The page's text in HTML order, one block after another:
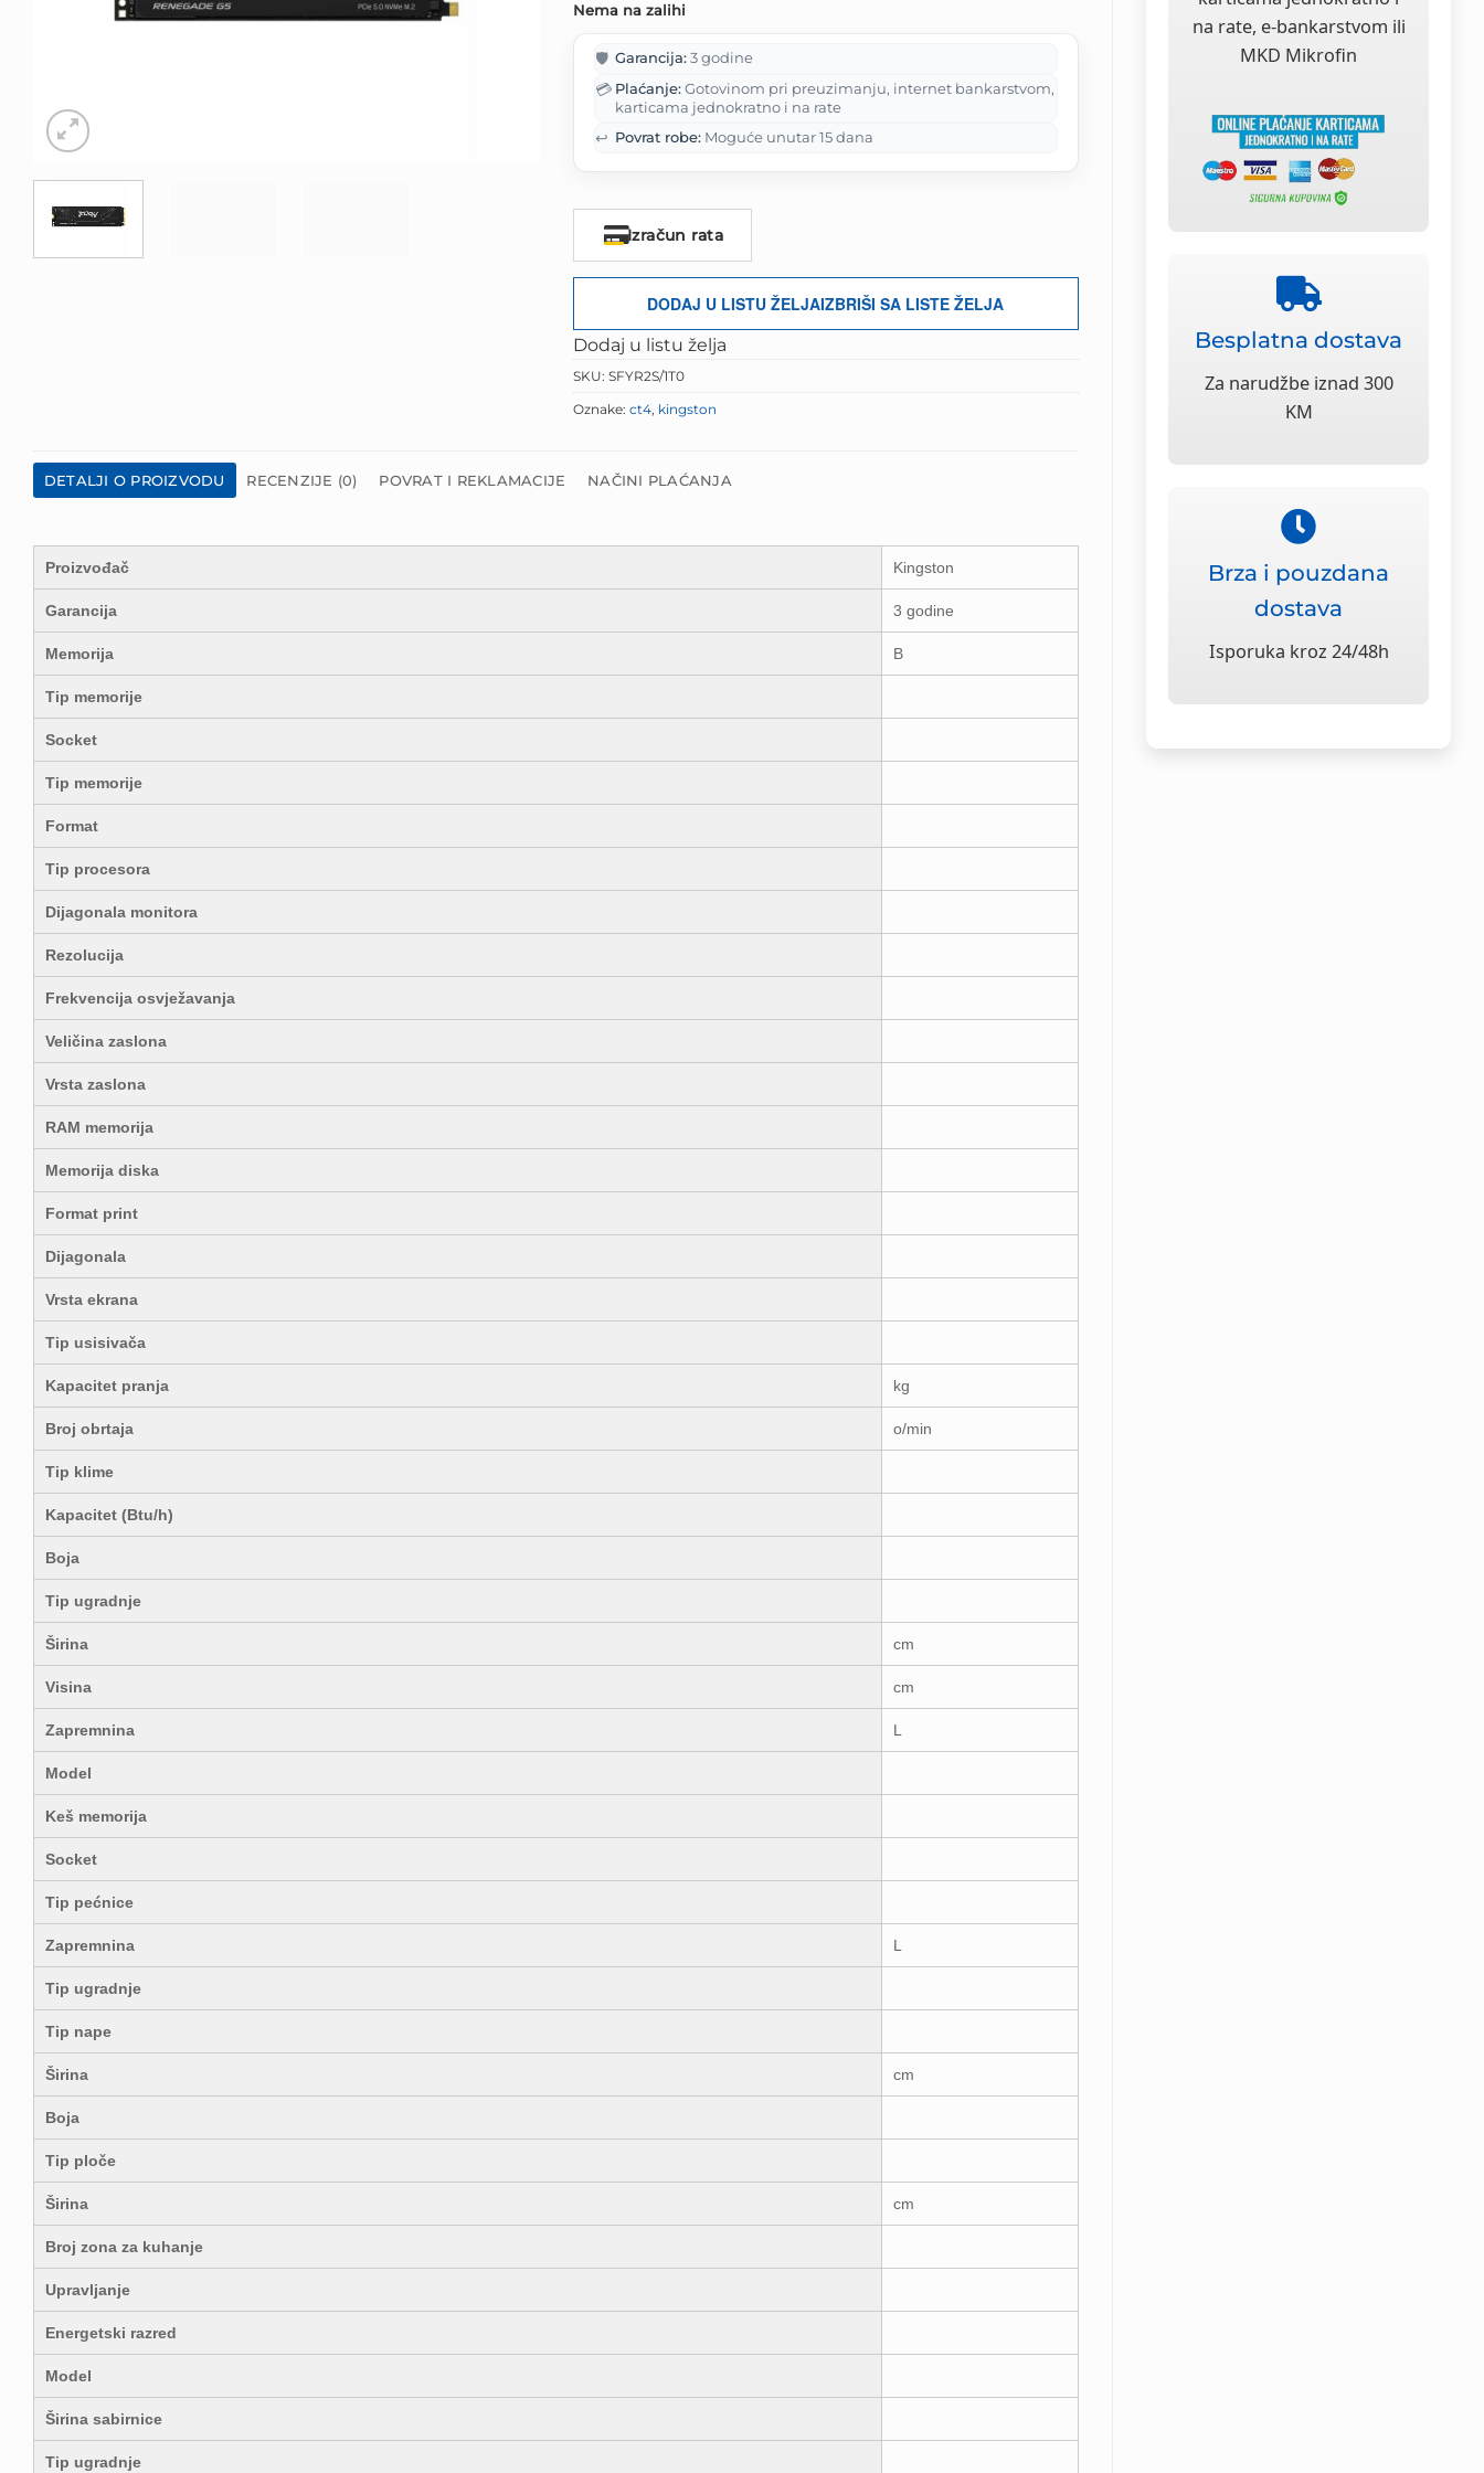
na rate, e-bankarstvom ili
MKD Mikrofin
Besplatna dostava
Za narudžbe iznad 300
KM
Brza i pouzdana
dostava
Isporuka kroz 24/48h
je:
1,605.00 KM.
1,284.00 KM.
Nema na zalihi
🛡️ Garancija:3 godine
💳 Plaćanje:Gotovinom pri preuzimanju, internet bankarstvom,
karticama jednokratno i na rate
↩️ Povrat robe:Moguće unutar 15 dana
Izračun rata
DODAJ U LISTU ŽELJAIZBRIŠI SA LISTE ŽELJA
Dodaj u listu želja
SKU: SFYR2S/1T0
Oznake: ct4, kingston
DETALJI O PROIZVODU RECENZIJE (0) POVRAT I REKLAMACIJE NAČINI PLAĆANJA
Proizvođač Kingston
Garancija 3 godine
Memorija B
Tip memorije
Socket
Tip memorije
Format
Tip procesora
Dijagonala monitora
Rezolucija
Frekvencija osvježavanja
Veličina zaslona
Vrsta zaslona
RAM memorija
Memorija diska
Format print
Dijagonala
Vrsta ekrana
Tip usisivača
Kapacitet pranja kg
Broj obrtaja o/min
Tip klime
Kapacitet (Btu/h)
Boja
Tip ugradnje
Širina cm
Visina cm
Zapremnina L
Model
Keš memorija
Socket
Tip pećnice
Zapremnina L
Tip ugradnje
Tip nape
Širina cm
Boja
Tip ploče
Širina cm
Broj zona za kuhanje
Upravljanje
Energetski razred
Model
Širina sabirnice
Tip ugradnje